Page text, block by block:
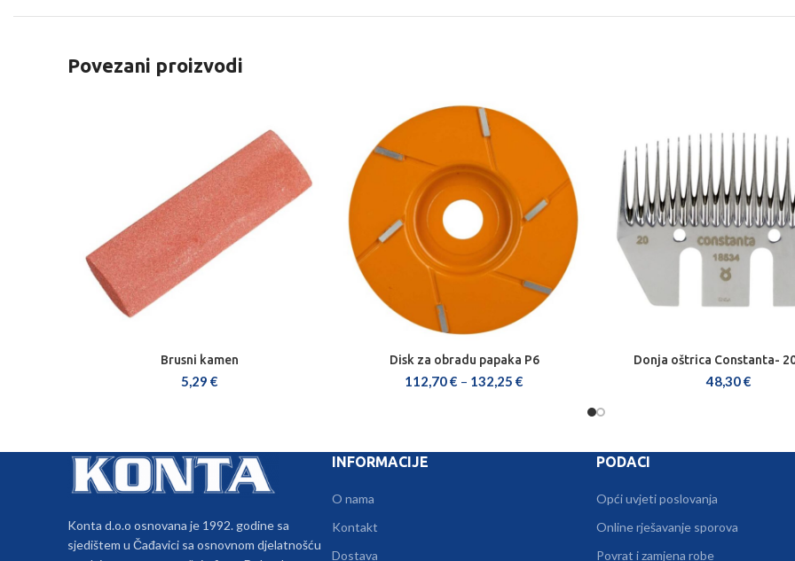
Povezani proizvodi
DODAJ U KOŠARICU
Brusni kamen
5,29 €
ODABERI OPCIJE
Disk za obradu papaka P6
112,70€ – 132,25 €
DODAJ U KOŠARICU
Donja oštrica Constanta-
48,30€
Konta d.o.o osnovana je 1992. godine sa
sjedištem u Čađavici sa osnovnom djelatnošću
INFORMACIJE
O nama
Kontakt
Dostava
PODACI
Opći uvjeti poslovanja
Online rješavanje sporova
Povrat i zamjena robe